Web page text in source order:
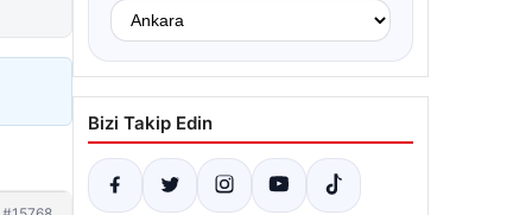
Bizi Takip Edin